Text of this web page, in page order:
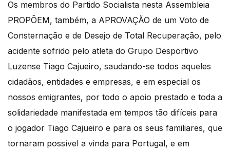
Os membros do Partido Socialista nesta Assembleia
PROPÕEM, também, a APROVAÇÃO de um Voto de
Consternação e de Desejo de Total Recuperação, pelo
acidente sofrido pelo atleta do Grupo Desportivo
Luzense Tiago Cajueiro, saudando-se todos aqueles
cidadãos, entidades e empresas, e em especial os
nossos emigrantes, por todo o apoio prestado e toda a
solidariedade manifestada em tempos tão difíceis para
o jogador Tiago Cajueiro e para os seus familiares, que
tornaram possível a vinda para Portugal, e em